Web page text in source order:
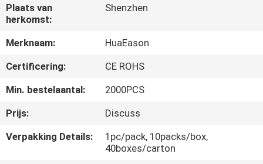
ONGEVEER
ONS
FABRIEKSREIS
KWALITEITSCONTROLE
Plaats van
herkomst:
Shenzhen
Merknaam:
HuaEason
Certificering:
CE ROHS
Min. bestelaantal:
2000PCS
Prijs:
Discuss
Verpakking Details:
1pc/pack, 10packs/box,
40boxes/carton